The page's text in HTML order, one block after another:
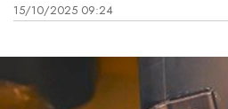
15/10/2025 09:24